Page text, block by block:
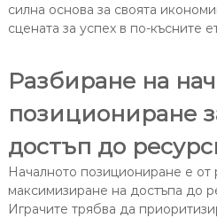
силна основа за своята
сцената за успех в по-късните
Разбиране на
позициониране
достъп до
Началното позициониране е
максимизиране на достъпа до
Играчите трябва да